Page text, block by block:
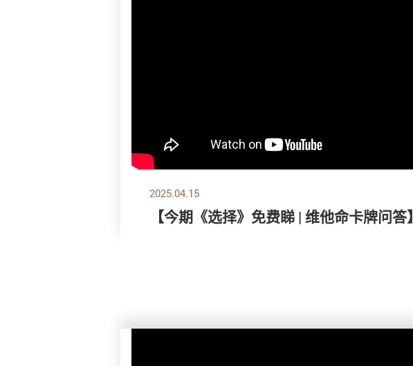
2025.04.15
【今期《选择》免费睇 | 维他命卡牌问答】